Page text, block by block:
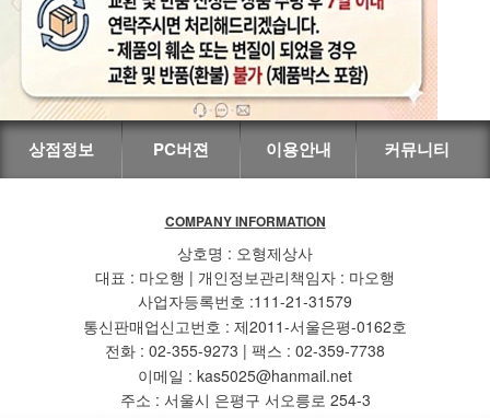
상점정보 PC버젼 이용안내 커뮤니티
COMPANY INFORMATION
상호명 : 오형제상사
대표 : 마오행 | 개인정보관리책임자 : 마오행
사업자등록번호 :111-21-31579
통신판매업신고번호 : 제2011-서울은평-0162호
전화 : 02-355-9273 | 팩스 : 02-359-7738
이메일 : kas5025@hanmail.net
주소 : 서울시 은평구 서오릉로 254-3